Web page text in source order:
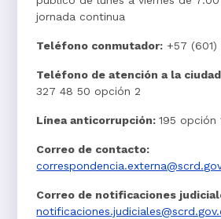
jornada continua
Teléfono conmutador: +57
Teléfono de atención a la
327 48 50 opción 2
Línea anticorrupción:195 opción
Correo de contacto:
Correo de notificaciones